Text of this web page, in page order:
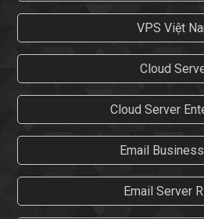
VPS Việt
Cloud
Cloud Server
Email
Email Server